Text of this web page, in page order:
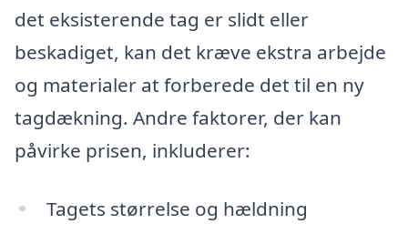
det eksisterende tag er slidt eller
beskadiget, kan det kræve ekstra arbejde
og materialer at forberede det til en ny
tagdækning. Andre faktorer, der kan
påvirke prisen, inkluderer:
Tagets størrelse og hældning